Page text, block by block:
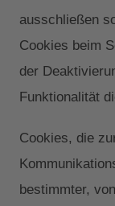
ausschließen
Cookies beim
der
Funktionalität
Cookies, die
bestimmter,